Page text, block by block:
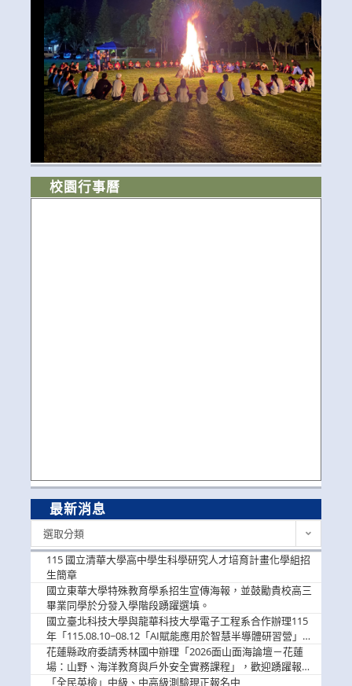
校園行事曆
最新消息
選取分類
115 國立清華大學高中學生科學研究人才培育計畫化學組招
生簡章
國立東華大學特殊教育學系招生宣傳海報，並鼓勵貴校高三
畢業同學於分發入學階段踴躍選填。
國立臺北科技大學與龍華科技大學電子工程系合作辦理115
年「115.08.10~08.12「AI賦能應用於智慧半導體研習營」，
歡迎學生踴躍報名參加
花蓮縣政府委請秀林國中辦理「2026面山面海論壇－花蓮
場：山野、海洋教育與戶外安全實務課程」，歡迎踴躍報名
參加
「全民英檢」中級、中高級測驗現正報名中